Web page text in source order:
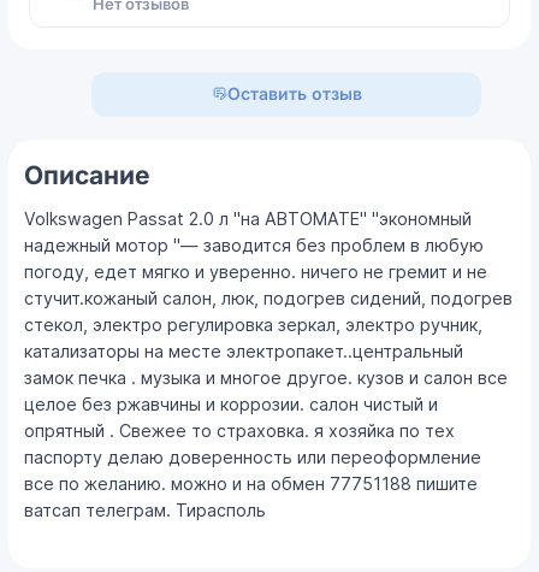
Оставить отзыв
Описание
Volkswagen Passat 2.0 л "на АВТОМАТЕ" "экономный
надежный мотор "— заводится без проблем в любую
погоду, едет мягко и уверенно. ничего не гремит и не
стучит.кожаный салон, люк, подогрев сидений, подогрев
стекол, электро регулировка зеркал, электро ручник,
катализаторы на месте электропакет..центральный
замок печка . музыка и многое другое. кузов и салон все
целое без ржавчины и коррозии. салон чистый и
опрятный . Свежее то страховка. я хозяйка по тех
паспорту делаю доверенность или переоформление
все по желанию. можно и на обмен 77751188 пишите
ватсап телеграм. Тирасполь